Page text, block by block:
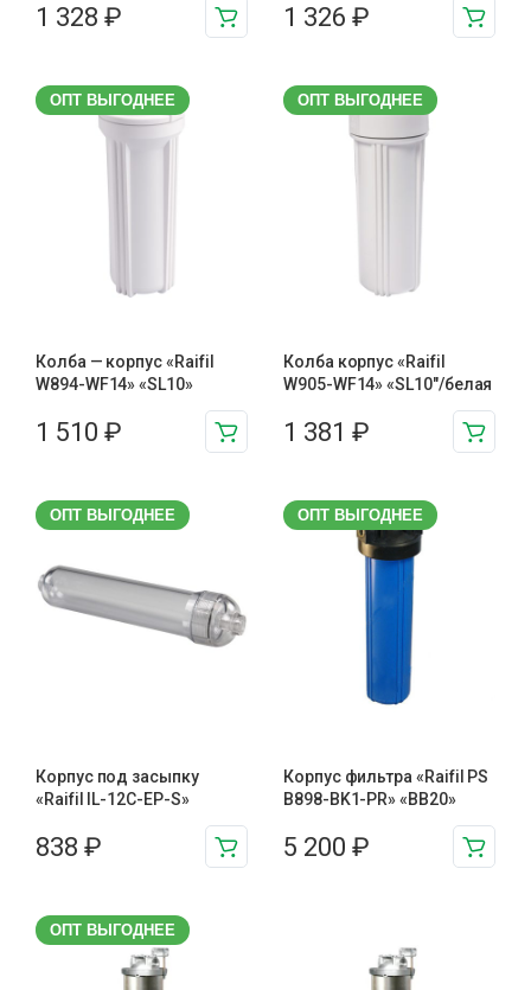
1 328 ₽ 1 326 ₽
ОПТ ВЫГОДНЕЕ
Колба — корпус «Raifil
W894-WF14» «SL10»
1 510 ₽
ОПТ ВЫГОДНЕЕ
Колба корпус «Raifil
W905-WF14» «SL10″/белая
1 381 ₽
ОПТ ВЫГОДНЕЕ
Корпус под засыпку
«Raifil IL-12C-EP-S»
838 ₽
ОПТ ВЫГОДНЕЕ
Корпус фильтра «Raifil PS
B898-BK1-PR» «BB20»
5 200 ₽
ОПТ ВЫГОДНЕЕ